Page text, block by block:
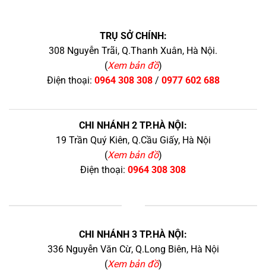
TRỤ SỞ CHÍNH:
308 Nguyễn Trãi, Q.Thanh Xuân, Hà Nội.
(Xem bản đồ)
Điện thoại: 0964 308 308/ 0977 602 688
CHI NHÁNH 2 TP.HÀ NỘI:
19 Trần Quý Kiên, Q.Cầu Giấy, Hà Nội
(Xem bản đồ)
Điện thoại: 0964 308 308
CHI NHÁNH 3 TP.HÀ NỘI:
336 Nguyễn Văn Cừ, Q.Long Biên, Hà Nội
(Xem bản đồ)